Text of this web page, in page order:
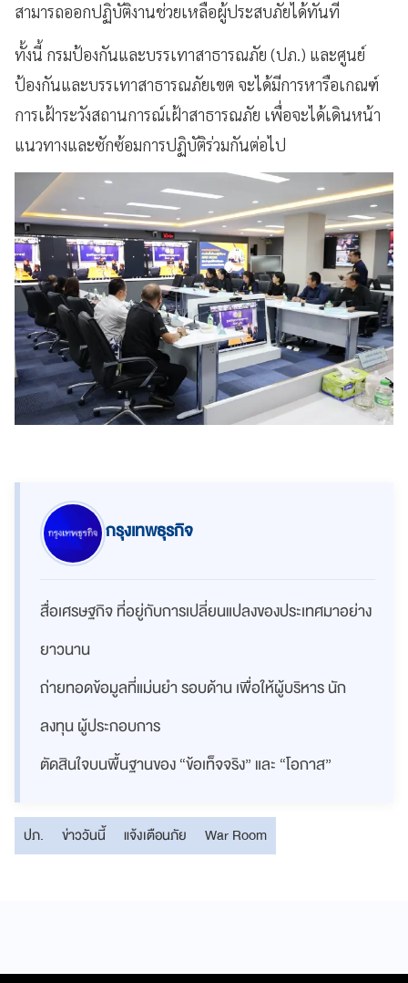
สามารถออกปฏิบัติงานช่วยเหลือผู้ประสบภัยได้ทันที
ทั้งนี้ กรมป้องกันและบรรเทาสาธารณภัย (ปภ.) และศูนย์
ป้องกันและบรรเทาสาธารณภัยเขต จะได้มีการหารือเกณฑ์
การเฝ้าระวังสถานการณ์เฝ้าสาธารณภัย เพื่อจะได้เดินหน้า
แนวทางและซักซ้อมการปฏิบัติร่วมกันต่อไป
กรุงเทพธุรกิจ
สื่อเศรษฐกิจ ที่อยู่กับการเปลี่ยนแปลงของประเทศมาอย่าง
ยาวนาน
ถ่ายทอดข้อมูลที่แม่นยำ รอบด้าน เพื่อให้ผู้บริหาร นัก
ลงทุน ผู้ประกอบการ
ตัดสินใจบนพื้นฐานของ “ข้อเท็จจริง” และ “โอกาส”
ปภ. ข่าววันนี้ แจ้งเตือนภัย War Room